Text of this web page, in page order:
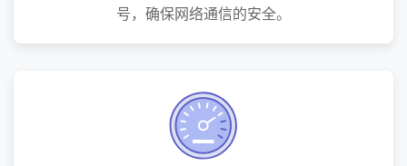
号，确保网络通信的安全。